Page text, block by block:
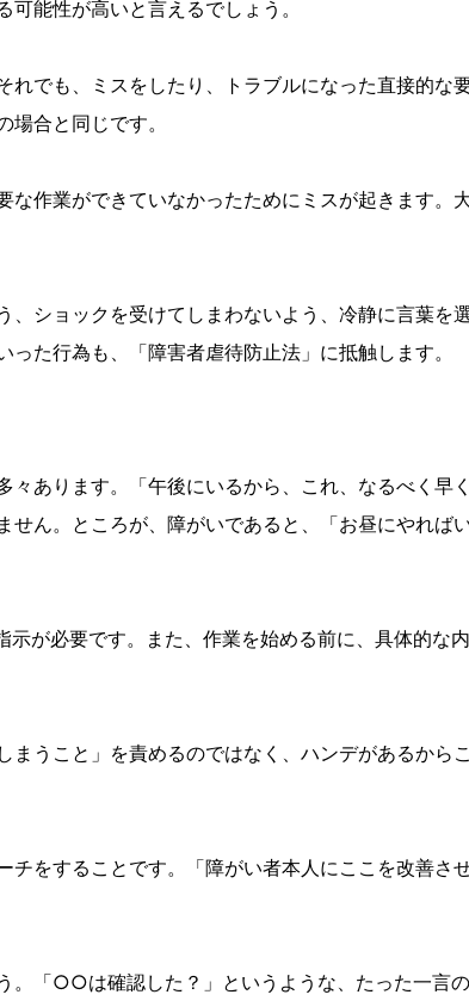
能性が高いと言えるでしょう。
でも、ミスをしたり、トラブルになった直接的な
合と同じです。
作業ができていなかったためにミスが起きます。
ショックを受けてしまわないよう、冷静に言葉を
た行為も、「障害者虐待防止法」に抵触します。
あります。「午後にいるから、これ、なるべく早
ん。ところが、障がいであると、「お昼にやれば
が必要です。また、作業を始める前に、具体的な
うこと」を責めるのではなく、ハンデがあるから
をすることです。「障がい者本人にここを改善さ
「○○は確認した？」というような、たった一言